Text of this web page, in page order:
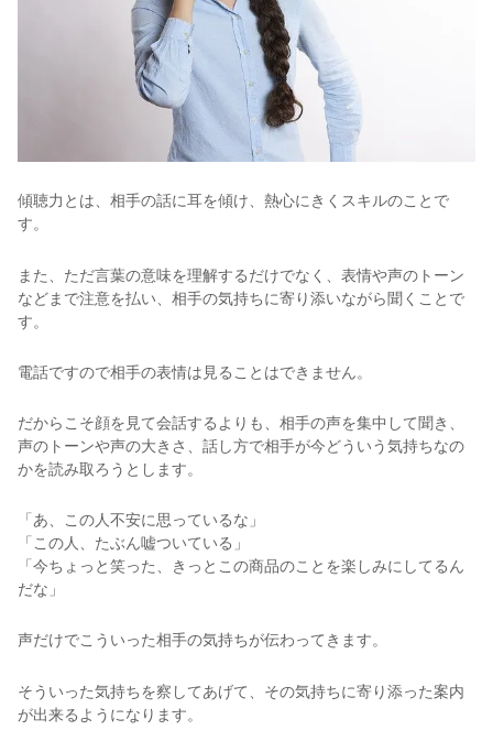
傾聴力とは、相手の話に耳を傾け、熱心にきくスキルのことで
す。
また、ただ言葉の意味を理解するだけでなく、表情や声のトーン
などまで注意を払い、相手の気持ちに寄り添いながら聞くことで
す。
電話ですので相手の表情は見ることはできません。
だからこそ顔を見て会話するよりも、相手の声を集中して聞き、
声のトーンや声の大きさ、話し方で相手が今どういう気持ちなの
かを読み取ろうとします。
「あ、この人不安に思っているな」
「この人、たぶん嘘ついている」
「今ちょっと笑った、きっとこの商品のことを楽しみにしてるん
だな」
声だけでこういった相手の気持ちが伝わってきます。
そういった気持ちを察してあげて、その気持ちに寄り添った案内
が出来るようになります。